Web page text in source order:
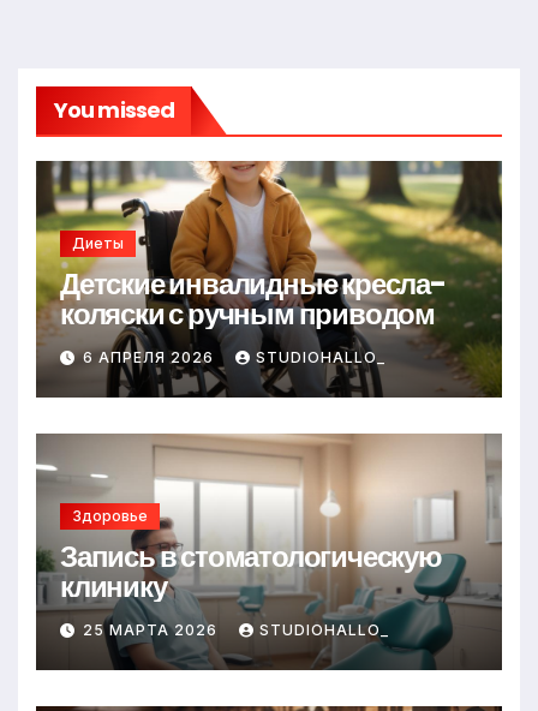
You missed
Диеты
Детские инвалидные кресла-
коляски с ручным приводом
6 АПРЕЛЯ 2026 STUDIOHALLO_
Здоровье
Запись в стоматологическую
клинику
25 МАРТА 2026 STUDIOHALLO_